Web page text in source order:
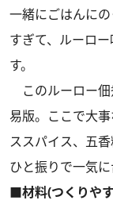
一緒にごはんに
すぎて、ルーロ
す。
このルーロー佃
易版。ここで大
ススパイス、五
ひと振りで一気に
■材料(つくりや